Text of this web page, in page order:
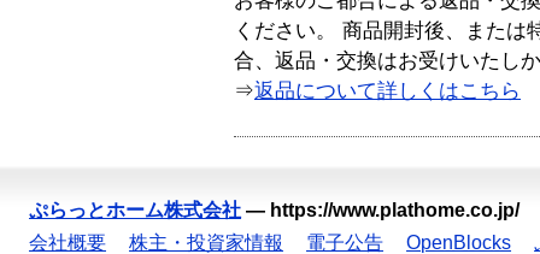
ください。 商品開封後、または
合、返品・交換はお受けいたし
⇒返品について詳しくはこちら
ぷらっとホーム株式会社 — https://www.plathome.co.jp/
会社概要
株主・投資家情報 電子公告 OpenBlocks